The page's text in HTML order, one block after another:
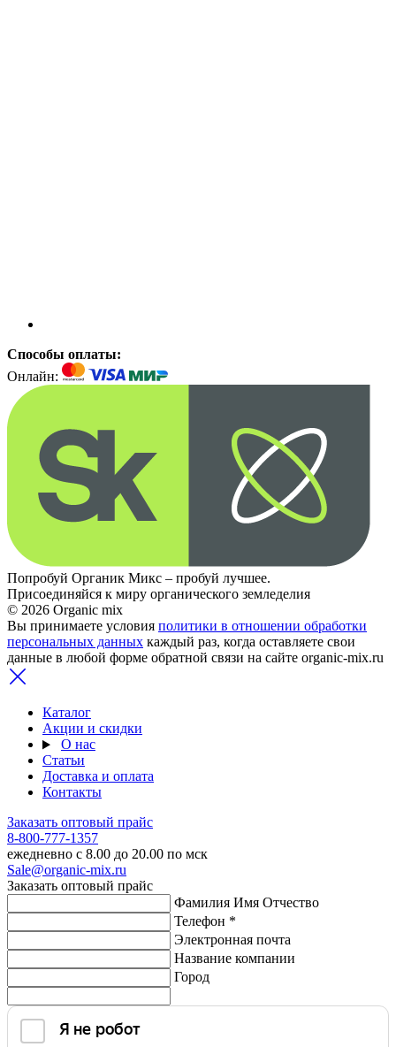
Способы оплаты:
Онлайн:
Попробуй Органик Микс – пробуй лучшее.
Присоединяйся к миру органического земледелия
© 2026 Organic mix
Вы принимаете условия политики в отношении обработки
персональных данных каждый раз, когда оставляете свои
данные в любой форме обратной связи на сайте organic-mix.ru
Каталог
Акции и скидки
О нас
Статьи
Доставка и оплата
Контакты
Заказать оптовый прайс
8-800-777-1357
ежедневно с 8.00 до 20.00 по мск
Sale@organic-mix.ru
Заказать оптовый прайс
Фамилия Имя Отчество
Телефон *
Электронная почта
Название компании
Город